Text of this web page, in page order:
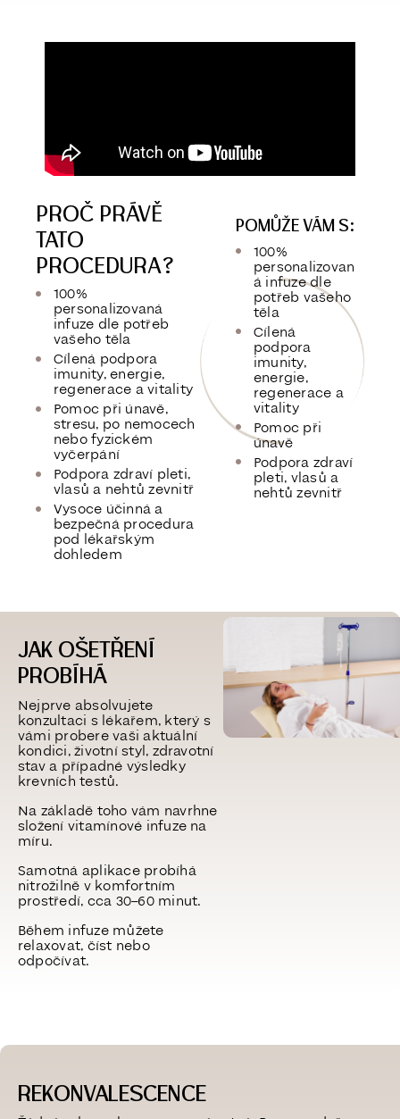
PROČ PRÁVĚ
TATO
PROCEDURA?
100%
personalizovaná
infuze dle potřeb
vašeho těla
Cílená podpora
imunity, energie,
regenerace a vitality
Pomoc při únavě,
stresu, po nemocech
nebo fyzickém
vyčerpání
Podpora zdraví pleti,
vlasů a nehtů zevnitř
Vysoce účinná a
bezpečná procedura
pod lékařským
dohledem
POMŮŽE VÁM S:
100%
personalizovan
á infuze dle
potřeb vašeho
těla
Cílená
podpora
imunity,
energie,
regenerace a
vitality
Pomoc při
únavě
Podpora zdraví
pleti, vlasů a
nehtů zevnitř
JAK OŠETŘENÍ
PROBÍHÁ
Nejprve absolvujete
konzultaci s lékařem, který s
vámi probere vaši aktuální
kondici, životní styl, zdravotní
stav a případné výsledky
krevních testů.
Na základě toho vám navrhne
složení vitamínové infuze na
míru.
Samotná aplikace probíhá
nitrožilně v komfortním
prostředí, cca 30–60 minut.
Během infuze můžete
relaxovat, číst nebo
odpočívat.
REKONVALESCENCE